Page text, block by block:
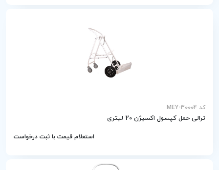
کد MEY-30004
ترالی حمل کپسول اکسیژن 20 لیتری
استعلام قیمت با ثبت درخواست